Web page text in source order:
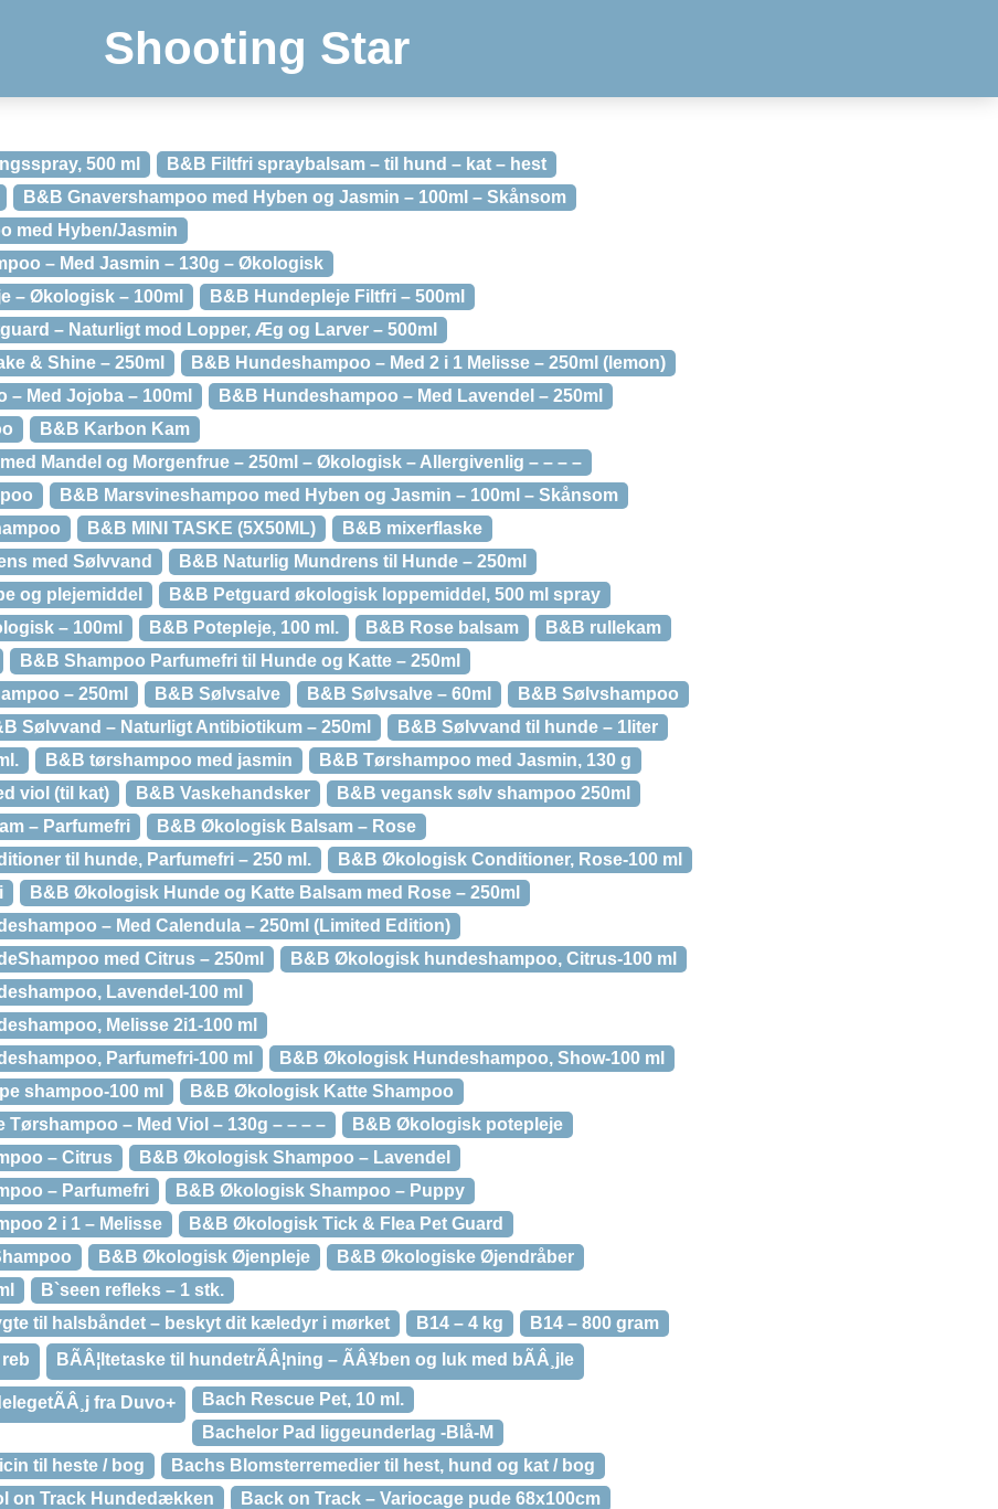
Shooting Star
500 ml
B&B Filtfri spraybalsam – til hund – kat – hest
B&B Gnavershampoo med Hyben og Jasmin – 100ml – Skånsom
med Hyben/Jasmin
– Med Jasmin – 130g – Økologisk
– Økologisk – 100ml
B&B Hundepleje Filtfri – 500ml
– Naturligt mod Lopper, Æg og Larver – 500ml
& Shine – 250ml
B&B Hundeshampoo – Med 2 i 1 Melisse – 250ml (lemon)
– Med Jojoba – 100ml
B&B Hundeshampoo – Med Lavendel – 250ml
B&B Karbon Kam
Mandel og Morgenfrue – 250ml – Økologisk – Allergivenlig – – – –
B&B Marsvineshampoo med Hyben og Jasmin – 100ml – Skånsom
B&B MINI TASKE (5X50ML)
B&B mixerflaske
med Sølvvand
B&B Naturlig Mundrens til Hunde – 250ml
og plejemiddel
B&B Petguard økologisk loppemiddel, 500 ml spray
– 100ml
B&B Potepleje, 100 ml. B&B Rose balsam
B&B rullekam
B&B Shampoo Parfumefri til Hunde og Katte – 250ml
– 250ml
B&B Sølvsalve B&B Sølvsalve – 60ml
B&B Sølvshampoo
Sølvvand – Naturligt Antibiotikum – 250ml
B&B Sølvvand til hunde – 1liter
B&B tørshampoo med jasmin
B&B Tørshampoo med Jasmin, 130 g
viol (til kat)
B&B Vaskehandsker
B&B vegansk sølv shampoo 250ml
– Parfumefri
B&B Økologisk Balsam – Rose
til hunde, Parfumefri – 250 ml.
B&B Økologisk Conditioner, Rose-100 ml
B&B Økologisk Hunde og Katte Balsam med Rose – 250ml
– Med Calendula – 250ml (Limited Edition)
med Citrus – 250ml
B&B Økologisk hundeshampoo, Citrus-100 ml
Lavendel-100 ml
Melisse 2i1-100 ml
Parfumefri-100 ml
B&B Økologisk Hundeshampoo, Show-100 ml
shampoo-100 ml
B&B Økologisk Katte Shampoo
– Med Viol – 130g – – – –
B&B Økologisk potepleje
– Citrus
B&B Økologisk Shampoo – Lavendel
– Parfumefri
B&B Økologisk Shampoo – Puppy
2 i 1 – Melisse
B&B Økologisk Tick & Flea Pet Guard
B&B Økologisk Øjenpleje
B&B Økologiske Øjendråber
B`seen refleks – 1 stk.
til halsbåndet – beskyt dit kæledyr i mørket
B14 – 4 kg
B14 – 800 gram
reb
BÃÂ¦ltetaske til hundetrÃÂ¦ning – ÃÂ¥ben og luk med bÃÂ¸jle
fra Duvo+
Bach Rescue Pet, 10 ml.
Bachelor Pad liggeunderlag -Blå-M
til heste / bog
Bachs Blomsterremedier til hest, hund og kat / bog
on Track Hundedækken
Back on Track – Variocage pude 68x100cm